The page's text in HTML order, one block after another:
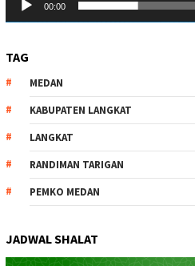
00:00
TAG
MEDAN
KABUPATEN LANGKAT
LANGKAT
RANDIMAN TARIGAN
PEMKO MEDAN
JADWAL SHALAT